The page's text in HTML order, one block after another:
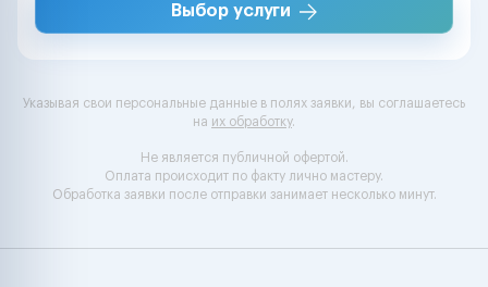
Выбор услуги
Указывая свои персональные данные в полях заявки, вы соглашаетесь
на их обработку.
Не является публичной офертой.
Оплата происходит по факту лично мастеру.
Обработка заявки после отправки занимает несколько минут.